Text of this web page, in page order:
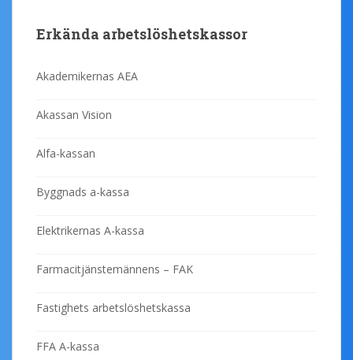
Erkända arbetslöshetskassor
Akademikernas AEA
Akassan Vision
Alfa-kassan
Byggnads a-kassa
Elektrikernas A-kassa
Farmacitjänstemännens – FAK
Fastighets arbetslöshetskassa
FFA A-kassa